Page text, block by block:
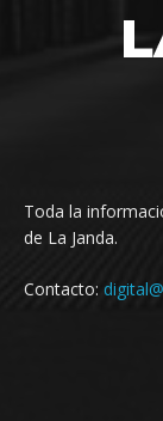
Toda la
de La Janda.
Contacto: